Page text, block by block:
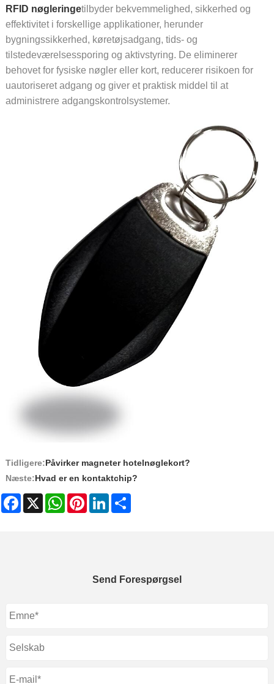
RFID nøgleringetilbyder bekvemmelighed, sikkerhed og
effektivitet i forskellige applikationer, herunder
bygningssikkerhed, køretøjsadgang, tids- og
tilstedeværelsessporing og aktivstyring. De eliminerer
behovet for fysiske nøgler eller kort, reducerer risikoen for
uautoriseret adgang og giver et praktisk middel til at
administrere adgangskontrolsystemer.
Tidligere:Påvirker magneter hotelnøglekort?
Næste:Hvad er en kontaktchip?
Facebook
X WhatsApp
PinterestLinkedIn
Send Forespørgsel